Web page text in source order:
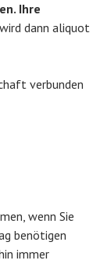
Ihre
dann aliquot
verbunden
wenn Sie
benötigen
immer